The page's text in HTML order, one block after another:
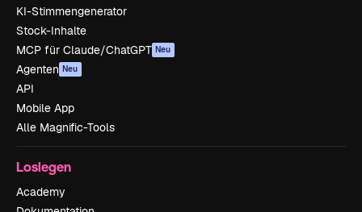
KI-Stimmengenerator
Stock-Inhalte
MCP für Claude/ChatGPT Neu
Agenten Neu
API
Mobile App
Alle Magnific-Tools
Loslegen
Academy